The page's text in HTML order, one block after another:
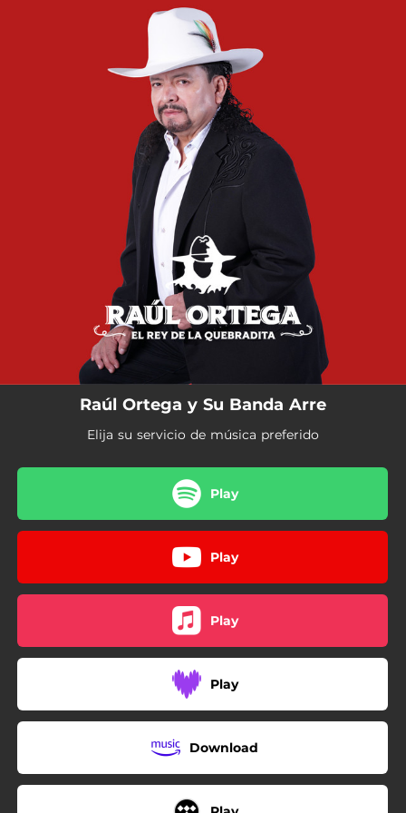
You're all set!
Raúl Ortega y Su Banda Arre
Elija su servicio de música preferido
Play
Play
Play
Play
Download